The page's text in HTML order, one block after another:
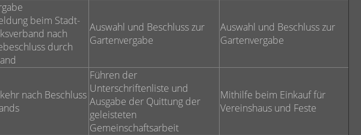
beim Stadt-
nach
durch
Auswahl und Beschluss zur
Gartenvergabe
Auswahl und Beschluss zur
Gartenvergabe
nach Beschluss
Führen der
Unterschriftenliste und
Ausgabe der Quittung der
geleisteten
Gemeinschaftsarbeit
Mithilfe beim Einkauf für
Vereinshaus und Feste